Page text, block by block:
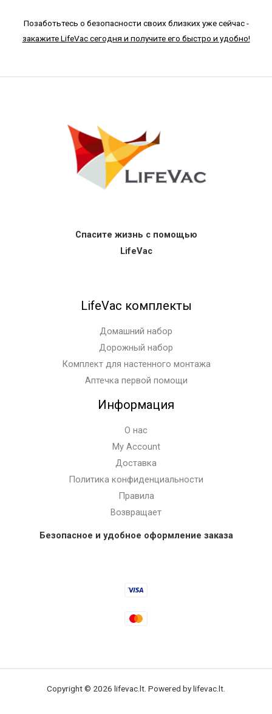
Позаботьтесь о безопасности своих близких уже сейчас -
закажите LifeVac сегодня и получите его быстро и удобно!
Спасите жизнь с помощью
LifeVac
LifeVac комплекты
Домашний набор
Дорожный набор
Комплект для настенного монтажа
Аптечка первой помощи
Информация
О нас
My Account
Доставка
Политика конфиденциальности
Правила
Возвращает
Безопасное и удобное оформление заказа
Copyright © 2026 lifevac.lt. Powered by lifevac.lt.